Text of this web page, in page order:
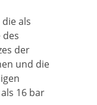
als
des
der
und die
16 bar